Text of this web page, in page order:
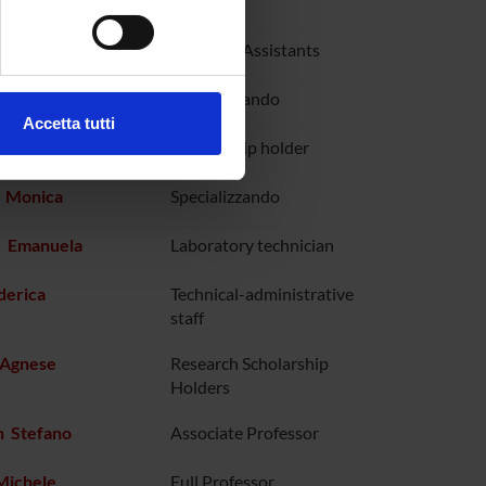
che hai fornito loro o
Accetta tutti
Research Assistants
Specializzando
Scholarship holder
Monica Specializzando
Laboratory technician
Technical-administrative
staff
Research Scholarship
Holders
Stefano Associate Professor
Full Professor